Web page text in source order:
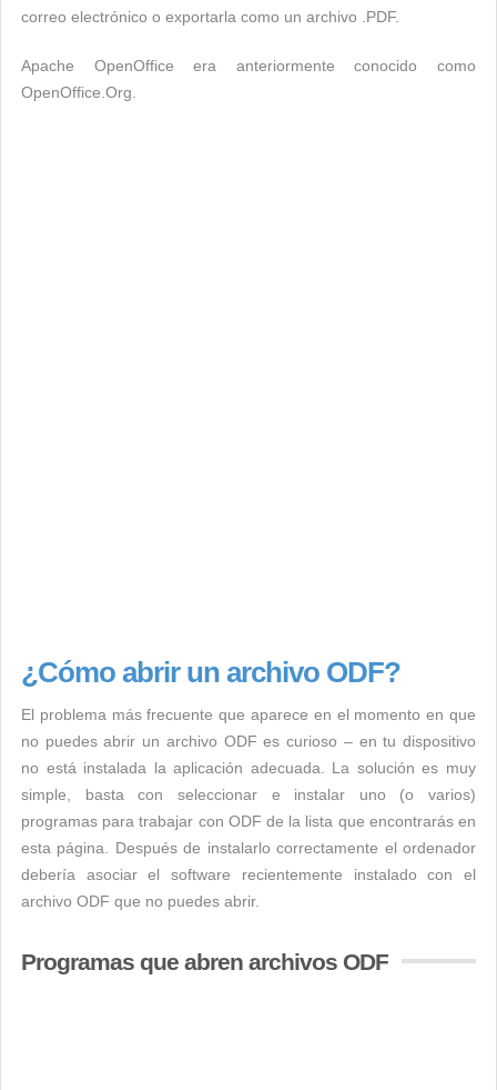
correo electrónico o exportarla como un archivo .PDF.
Apache OpenOffice era anteriormente conocido como
OpenOffice.Org.
¿Cómo abrir un archivo ODF?
El problema más frecuente que aparece en el momento en que
no puedes abrir un archivo ODF es curioso – en tu dispositivo
no está instalada la aplicación adecuada. La solución es muy
simple, basta con seleccionar e instalar uno (o varios)
programas para trabajar con ODF de la lista que encontrarás en
esta página. Después de instalarlo correctamente el ordenador
debería asociar el software recientemente instalado con el
archivo ODF que no puedes abrir.
Programas que abren archivos ODF